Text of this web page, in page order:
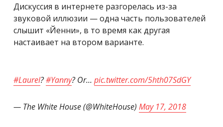
Дискуссия в интернете разгорелась из-за
звуковой иллюзии — одна часть пользователей
слышит «Йенни», в то время как другая
настаивает на втором варианте.
#Laurel?#Yanny? Or… pic.twitter.com/5hth07SdGY
— The White House (@WhiteHouse) May 17, 2018